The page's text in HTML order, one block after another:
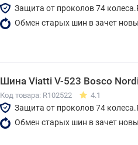
Защита от проколов 74
Обмен старых шин в зачет
Шина Viatti V-523 Bosco
Код товара: R102522 4.1
Защита от проколов 74
Обмен старых шин в зачет